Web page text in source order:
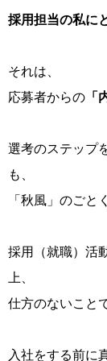
採用担当の私に
それは、
応募者からの 「
選考のステップ
も、
「秋風」のごと
採用（就職）活
上、
仕方のないこと
入社をする前に